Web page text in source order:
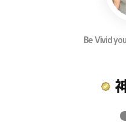
Be Vivid